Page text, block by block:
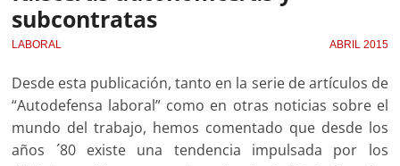
subcontratas
LABORAL ABRIL 2015
Desde esta publicación, tanto en la serie de artículos de
“Auto­defensa laboral” como en otras noticias sobre el
mundo del traba­jo, hemos comentado que desde los
años ´80 existe una tendencia impulsada por los